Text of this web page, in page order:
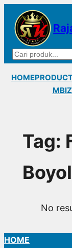
Lewati
konten
Cari
HOME
Tag:
No
HOME